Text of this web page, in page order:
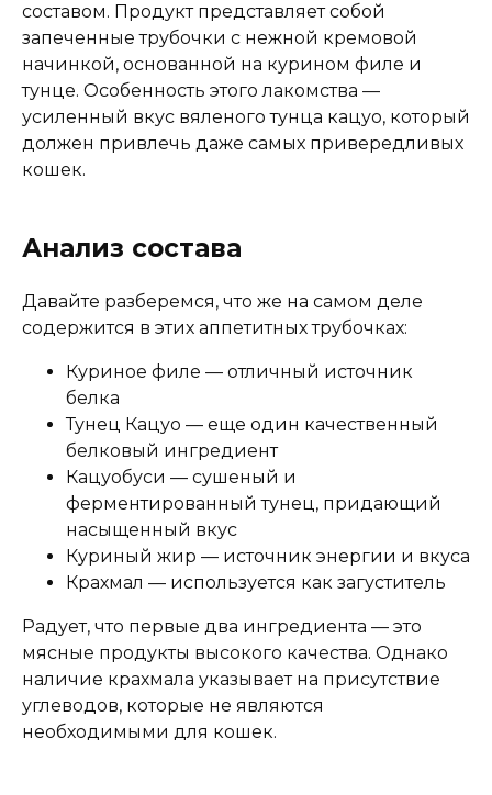
Аналитический состав
белок – не менее 24%, жиры – не менее 4,2%,
клетчатка – не более 0,1%, зола – не более 2%,
влажность – не более 69,5%
Пищевая ценность
Белок (%)
Жир (%)
4.2
Клетчатка (%)
0.1
Зола (%)
2
Влага (%)
69.5
Калорийность (ккал/100г)
составом. Продукт представляет собой
запеченные трубочки с нежной кремовой
начинкой, основанной на курином филе и
тунце. Особенность этого лакомства —
усиленный вкус вяленого тунца кацуо, который
должен привлечь даже самых привередливых
кошек.
Анализ состава
Давайте разберемся, что же на самом деле
содержится в этих аппетитных трубочках:
Куриное филе — отличный источник
белка
Тунец Кацуо — еще один качественный
белковый ингредиент
Кацуобуси — сушеный и
ферментированный тунец, придающий
насыщенный вкус
Куриный жир — источник энергии и вкуса
Крахмал — используется как загуститель
Радует, что первые два ингредиента — это
мясные продукты высокого качества. Однако
наличие крахмала указывает на присутствие
углеводов, которые не являются
необходимыми для кошек.